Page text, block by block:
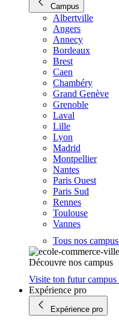
Campus
Albertville
Angers
Annecy
Bordeaux
Brest
Caen
Chambéry
Grand Genève
Grenoble
Laval
Lille
Lyon
Madrid
Montpellier
Nantes
Paris Ouest
Paris Sud
Rennes
Toulouse
Vannes
Tous nos campus
Découvre nos campus
Visite ton futur campus
Expérience pro
Expérience pro